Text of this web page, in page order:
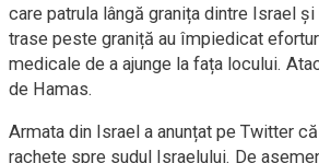
care patrula lângă granița dintre Israel
trase peste graniță au împiedicat
medicale de a ajunge la fața locului.
de Hamas.
Armata din Israel a anunțat pe Twitter
rachete spre sudul Israelului. De